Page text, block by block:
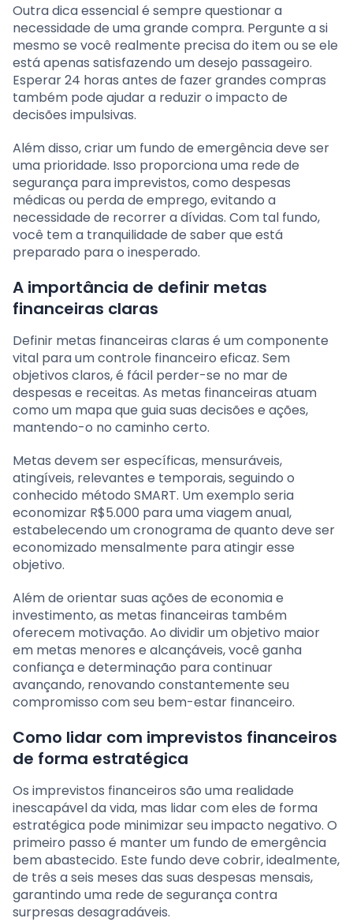
Outra dica essencial é sempre questionar a
necessidade de uma grande compra. Pergunte a si
mesmo se você realmente precisa do item ou se ele
está apenas satisfazendo um desejo passageiro.
Esperar 24 horas antes de fazer grandes compras
também pode ajudar a reduzir o impacto de
decisões impulsivas.
Além disso, criar um fundo de emergência deve ser
uma prioridade. Isso proporciona uma rede de
segurança para imprevistos, como despesas
médicas ou perda de emprego, evitando a
necessidade de recorrer a dívidas. Com tal fundo,
você tem a tranquilidade de saber que está
preparado para o inesperado.
A importância de definir metas
financeiras claras
Definir metas financeiras claras é um componente
vital para um controle financeiro eficaz. Sem
objetivos claros, é fácil perder-se no mar de
despesas e receitas. As metas financeiras atuam
como um mapa que guia suas decisões e ações,
mantendo-o no caminho certo.
Metas devem ser específicas, mensuráveis,
atingíveis, relevantes e temporais, seguindo o
conhecido método SMART. Um exemplo seria
economizar R$5.000 para uma viagem anual,
estabelecendo um cronograma de quanto deve ser
economizado mensalmente para atingir esse
objetivo.
Além de orientar suas ações de economia e
investimento, as metas financeiras também
oferecem motivação. Ao dividir um objetivo maior
em metas menores e alcançáveis, você ganha
confiança e determinação para continuar
avançando, renovando constantemente seu
compromisso com seu bem-estar financeiro.
Como lidar com imprevistos financeiros
de forma estratégica
Os imprevistos financeiros são uma realidade
inescapável da vida, mas lidar com eles de forma
estratégica pode minimizar seu impacto negativo. O
primeiro passo é manter um fundo de emergência
bem abastecido. Este fundo deve cobrir, idealmente,
de três a seis meses das suas despesas mensais,
garantindo uma rede de segurança contra
surpresas desagradáveis.